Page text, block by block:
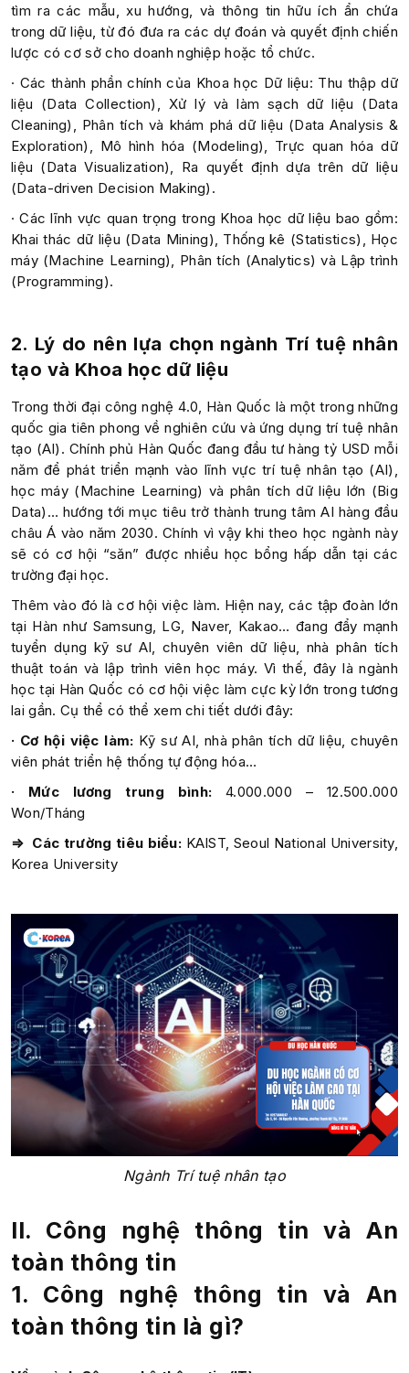
tìm ra các mẫu, xu hướng, và thông tin hữu ích ẩn chứa
trong dữ liệu, từ đó đưa ra các dự đoán và quyết định chiến
lược có cơ sở cho doanh nghiệp hoặc tổ chức.
· Các thành phần chính của Khoa học Dữ liệu: Thu thập dữ
liệu (Data Collection), Xử lý và làm sạch dữ liệu (Data
Cleaning), Phân tích và khám phá dữ liệu (Data Analysis &
Exploration), Mô hình hóa (Modeling), Trực quan hóa dữ
liệu (Data Visualization), Ra quyết định dựa trên dữ liệu
(Data-driven Decision Making).
· Các lĩnh vực quan trọng trong Khoa học dữ liệu bao gồm:
Khai thác dữ liệu (Data Mining), Thống kê (Statistics), Học
máy (Machine Learning), Phân tích (Analytics) và Lập trình
(Programming).
2. Lý do nên lựa chọn ngành Trí tuệ nhân
tạo và Khoa học dữ liệu
Trong thời đại công nghệ 4.0, Hàn Quốc là một trong những
quốc gia tiên phong về nghiên cứu và ứng dụng trí tuệ nhân
tạo (AI). Chính phủ Hàn Quốc đang đầu tư hàng tỷ USD mỗi
năm để phát triển mạnh vào lĩnh vực trí tuệ nhân tạo (AI),
học máy (Machine Learning) và phân tích dữ liệu lớn (Big
Data)… hướng tới mục tiêu trở thành trung tâm AI hàng đầu
châu Á vào năm 2030. Chính vì vậy khi theo học ngành này
sẽ có cơ hội “săn” được nhiều học bổng hấp dẫn tại các
trường đại học.
Thêm vào đó là cơ hội việc làm. Hiện nay, các tập đoàn lớn
tại Hàn như Samsung, LG, Naver, Kakao… đang đẩy mạnh
tuyển dụng kỹ sư AI, chuyên viên dữ liệu, nhà phân tích
thuật toán và lập trình viên học máy. Vì thế, đây là ngành
học tại Hàn Quốc có cơ hội việc làm cực kỳ lớn trong tương
lai gần. Cụ thể có thể xem chi tiết dưới đây:
· Cơ hội việc làm: Kỹ sư AI, nhà phân tích dữ liệu, chuyên
viên phát triển hệ thống tự động hóa…
· Mức lương trung bình: 4.000.000 – 12.500.000
Won/Tháng
⇒ Các trường tiêu biểu: KAIST, Seoul National University,
Korea University
Ngành Trí tuệ nhân tạo
II. Công nghệ thông tin và An
toàn thông tin
1. Công nghệ thông tin và An
toàn thông tin là gì?